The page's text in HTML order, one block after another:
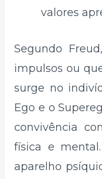
valores
Segundo
impulsos ou
surge no
Ego e o
convivência
física e
aparelho